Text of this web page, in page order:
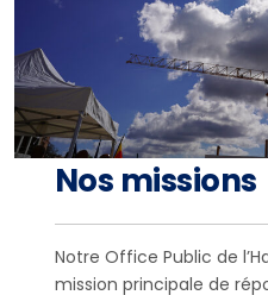
Nos missions
Notre Office Public de
mission principale de